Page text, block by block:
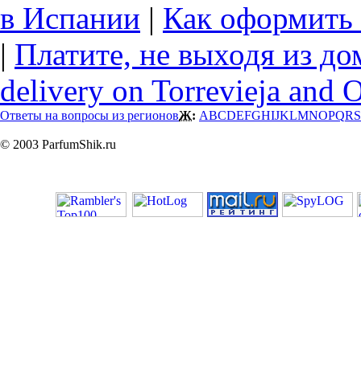
в Испании | Как оформить
| Платите, не выходя из
delivery on Torrevieja and
Ответы на вопросы из регионовЖ: ABCDEFGHIJKLMNOPQRS
© 2003 ParfumShik.ru